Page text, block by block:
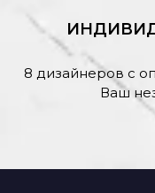
8 дизайнеров с
Ваш